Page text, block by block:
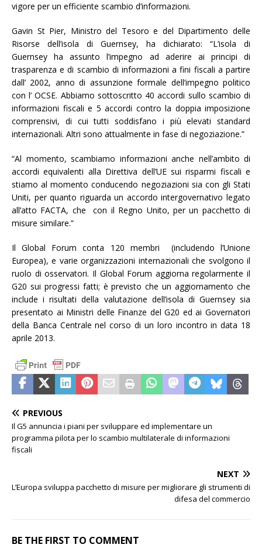
vigore per un efficiente scambio d’informazioni.
Gavin St Pier, Ministro del Tesoro e del Dipartimento delle
Risorse dell’isola di Guernsey, ha dichiarato: “L’isola di
Guernsey ha assunto l’impegno ad aderire ai principi di
trasparenza e di scambio di informazioni a fini fiscali a partire
dall’ 2002, anno di assunzione formale dell’impegno politico
con l’ OCSE. Abbiamo sottoscritto 40 accordi sullo scambio di
informazioni fiscali e 5 accordi contro la doppia imposizione
comprensivi, di cui tutti soddisfano i più elevati standard
internazionali. Altri sono attualmente in fase di negoziazione.”
“Al momento, scambiamo informazioni anche nell’ambito di
accordi equivalenti alla Direttiva dell’UE sui risparmi fiscali e
stiamo al momento conducendo negoziazioni sia con gli Stati
Uniti, per quanto riguarda un accordo intergovernativo legato
all’atto FACTA, che con il Regno Unito, per un pacchetto di
misure similare.”
Il Global Forum conta 120 membri (includendo l’Unione
Europea), e varie organizzazioni internazionali che svolgono il
ruolo di osservatori. Il Global Forum aggiorna regolarmente il
G20 sui progressi fatti; è previsto che un aggiornamento che
include i risultati della valutazione dell’isola di Guernsey sia
presentato ai Ministri delle Finanze del G20 ed ai Governatori
della Banca Centrale nel corso di un loro incontro in data 18
aprile 2013.
PREVIOUS
Il G5 annuncia i piani per sviluppare ed implementare un
programma pilota per lo scambio multilaterale di informazioni
fiscali
NEXT
L’Europa sviluppa pacchetto di misure per migliorare gli strumenti di
difesa del commercio
BE THE FIRST TO COMMENT